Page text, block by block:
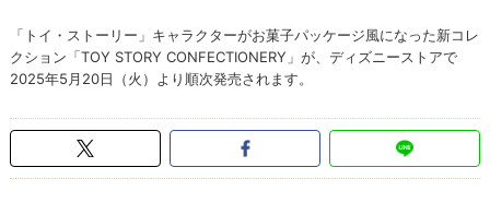
「トイ・ストーリー」キャラクターがお菓子パッケージ風になった新コレ
クション「TOY STORY CONFECTIONERY」が、ディズニーストアで
2025年5月20日（火）より順次発売されます。